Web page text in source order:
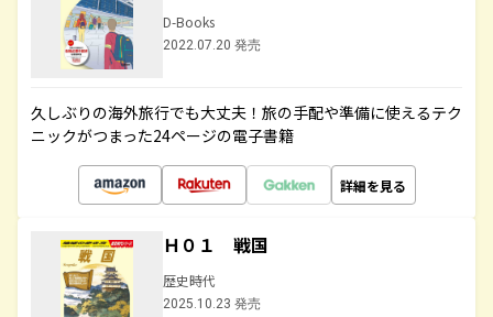
D-Books
2022.07.20 発売
久しぶりの海外旅行でも大丈夫！旅の手配や準備に使えるテク
ニックがつまった24ページの電子書籍
詳細を見る
Ｈ０１ 戦国
歴史時代
2025.10.23 発売